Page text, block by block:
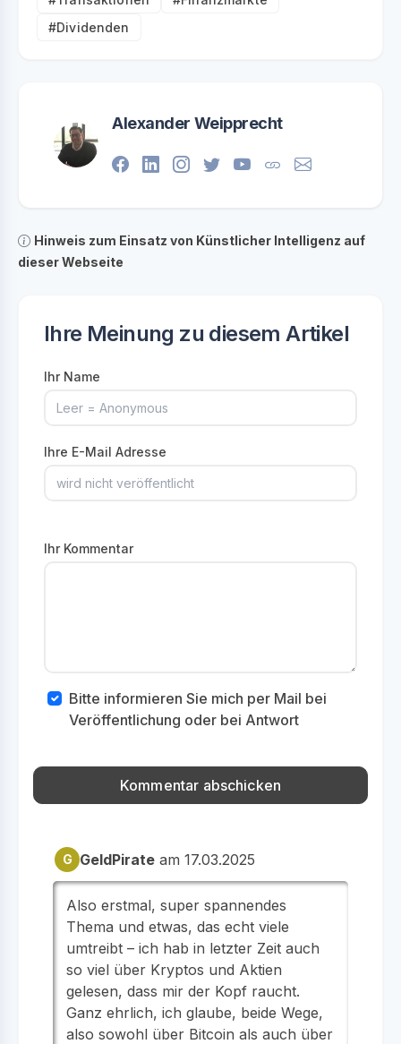
#Dividenden
Alexander Weipprecht
Hinweis zum Einsatz von Künstlicher Intelligenz auf
dieser Webseite
Ihre Meinung zu diesem Artikel
Ihr Name
Ihre E-Mail Adresse
Ihr Kommentar
Bitte informieren Sie mich per Mail bei
Veröffentlichung oder bei Antwort
G GeldPirate am 17.03.2025
Also erstmal, super spannendes
Thema und etwas, das echt viele
umtreibt – ich hab in letzter Zeit auch
so viel über Kryptos und Aktien
gelesen, dass mir der Kopf raucht.
Ganz ehrlich, ich glaube, beide Wege,
also sowohl über Bitcoin als auch über